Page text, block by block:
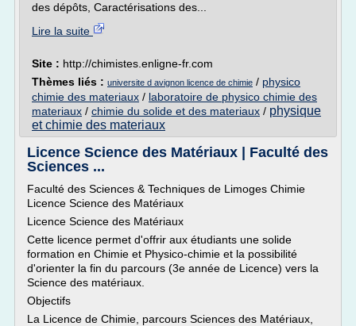
des dépôts, Caractérisations des...
Lire la suite
Site : http://chimistes.enligne-fr.com
Thèmes liés : universite d avignon licence de chimie / physico
chimie des materiaux / laboratoire de physico chimie des
materiaux / chimie du solide et des materiaux / physique
et chimie des materiaux
Licence Science des Matériaux | Faculté des
Sciences ...
Faculté des Sciences & Techniques de Limoges Chimie
Licence Science des Matériaux
Licence Science des Matériaux
Cette licence permet d'offrir aux étudiants une solide
formation en Chimie et Physico-chimie et la possibilité
d'orienter la fin du parcours (3e année de Licence) vers la
Science des matériaux.
Objectifs
La Licence de Chimie, parcours Sciences des Matériaux,